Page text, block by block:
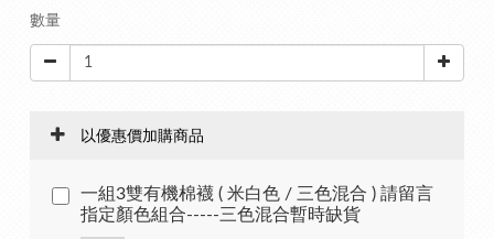
數量
以優惠價加購商品
一組3雙有機棉襪 ( 米白色 / 三色混合 ) 請留言
指定顏色組合-----三色混合暫時缺貨